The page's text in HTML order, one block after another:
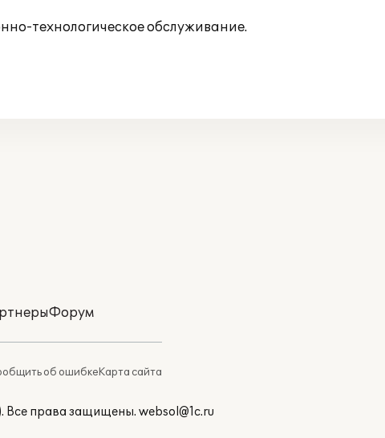
технологическое обслуживание.
Форум
об ошибкеКарта сайта
Все права защищены. websol@1c.ru